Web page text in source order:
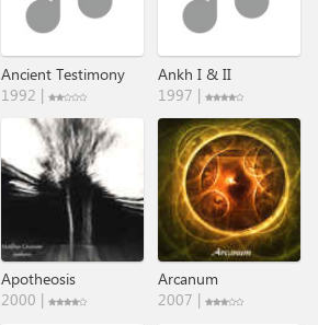
Ancient Testimony
1992 |
Ankh I & II
1997 |
Apotheosis
2000 |
Arcanum
2007 |